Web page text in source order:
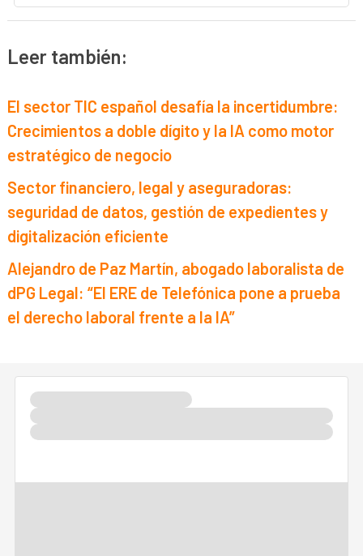
Leer también:
El sector TIC español desafía la incertidumbre:
Crecimientos a doble dígito y la IA como motor
estratégico de negocio
Sector financiero, legal y aseguradoras:
seguridad de datos, gestión de expedientes y
digitalización eficiente
Alejandro de Paz Martín, abogado laboralista de
dPG Legal: “El ERE de Telefónica pone a prueba
el derecho laboral frente a la IA”